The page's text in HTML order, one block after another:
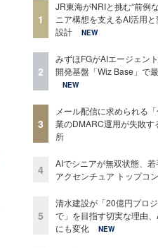
1
JR東海がNRIと挑む“前例
ニア構想を支えるAI活用
設計
NEW
2
みずほFGがAIエージェン
開発基盤「Wiz Base」で
NEW
3
メール配信に求められる
業のDMARC運用が失敗す
所
4
AIでシニアが無双状態、
アクセンチュア トップコ
5
清水建設が「20億円プロ
で」を目指す切実な理由
にも変化
NEW